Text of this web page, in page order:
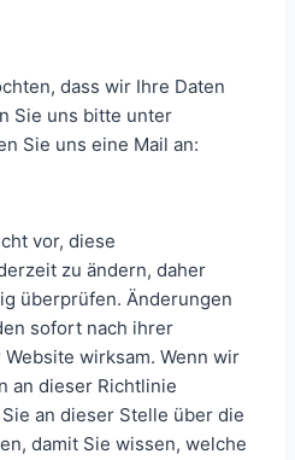
dass wir Ihre Daten
Sie uns bitte unter
Sie uns eine Mail an:
vor, diese
zu ändern, daher
überprüfen. Änderungen
sofort nach ihrer
wirksam. Wenn wir
an dieser Richtlinie
an dieser Stelle über die
damit Sie wissen, welche